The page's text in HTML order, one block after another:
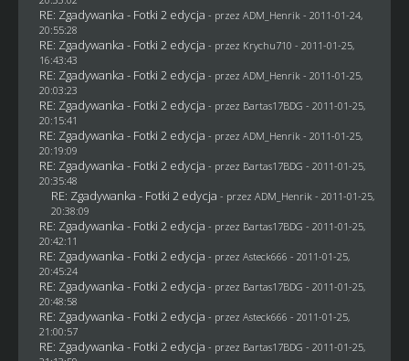
RE: Zgadywanka - Fotki 2 edycja - przez ADM_Henrik - 2011-01-24,
20:55:28
RE: Zgadywanka - Fotki 2 edycja - przez Krychu710 - 2011-01-25,
16:43:43
RE: Zgadywanka - Fotki 2 edycja - przez ADM_Henrik - 2011-01-25,
20:03:23
RE: Zgadywanka - Fotki 2 edycja - przez Bartas17BDG - 2011-01-25,
20:15:41
RE: Zgadywanka - Fotki 2 edycja - przez ADM_Henrik - 2011-01-25,
20:19:09
RE: Zgadywanka - Fotki 2 edycja - przez Bartas17BDG - 2011-01-25,
20:35:48
RE: Zgadywanka - Fotki 2 edycja - przez ADM_Henrik - 2011-01-25,
20:38:09
RE: Zgadywanka - Fotki 2 edycja - przez Bartas17BDG - 2011-01-25,
20:42:11
RE: Zgadywanka - Fotki 2 edycja - przez Asteck666 - 2011-01-25,
20:45:24
RE: Zgadywanka - Fotki 2 edycja - przez Bartas17BDG - 2011-01-25,
20:48:58
RE: Zgadywanka - Fotki 2 edycja - przez Asteck666 - 2011-01-25,
21:00:57
RE: Zgadywanka - Fotki 2 edycja - przez Bartas17BDG - 2011-01-25,